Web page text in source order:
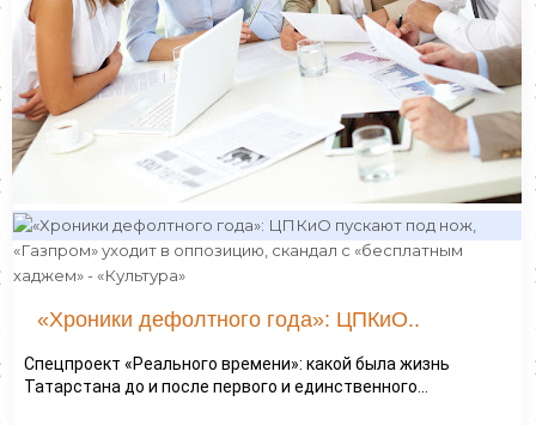
«Хроники дефолтного года»: ЦПКиО..
Спецпроект «Реального времени»: какой была жизнь
Татарстана до и после первого и единственного...